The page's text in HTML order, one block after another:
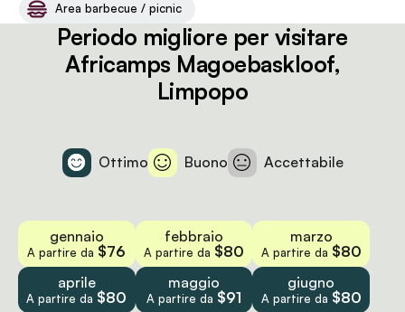
Area barbecue / picnic
Periodo migliore per visitare
Africamps Magoebaskloof,
Limpopo
Ottimo Buono Accettabile
gennaio
A partire da $76
febbraio
A partire da $80
marzo
A partire da $80
aprile
A partire da $80
maggio
A partire da $91
giugno
A partire da $80